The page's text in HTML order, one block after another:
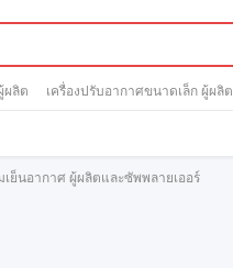
ผลิต เครื่องปรับอากาศขนาดเล็ก ผู้ผลิต
เย็นอากาศ ผู้ผลิตและซัพพลายเออร์